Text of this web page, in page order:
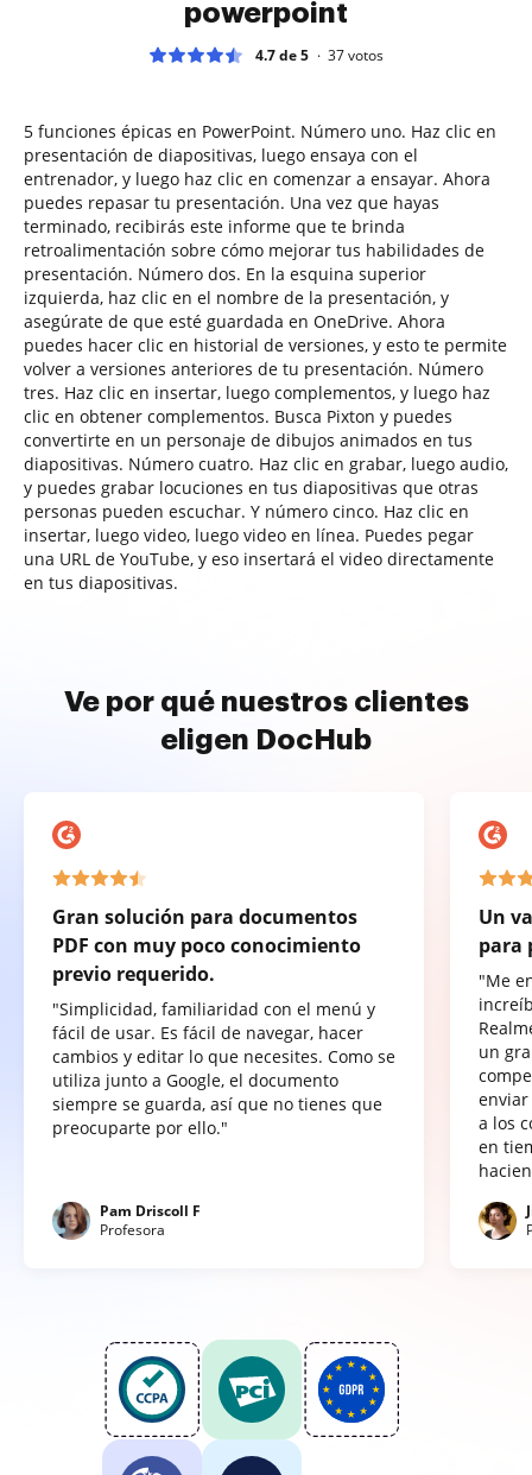
powerpoint
4.7 de 5 37votos
5 funciones épicas en PowerPoint. Número uno. Haz clic en
presentación de diapositivas, luego ensaya con el
entrenador, y luego haz clic en comenzar a ensayar. Ahora
puedes repasar tu presentación. Una vez que hayas
terminado, recibirás este informe que te brinda
retroalimentación sobre cómo mejorar tus habilidades de
presentación. Número dos. En la esquina superior
izquierda, haz clic en el nombre de la presentación, y
asegúrate de que esté guardada en OneDrive. Ahora
puedes hacer clic en historial de versiones, y esto te permite
volver a versiones anteriores de tu presentación. Número
tres. Haz clic en insertar, luego complementos, y luego haz
clic en obtener complementos. Busca Pixton y puedes
convertirte en un personaje de dibujos animados en tus
diapositivas. Número cuatro. Haz clic en grabar, luego audio,
y puedes grabar locuciones en tus diapositivas que otras
personas pueden escuchar. Y número cinco. Haz clic en
insertar, luego video, luego video en línea. Puedes pegar
una URL de YouTube, y eso insertará el video directamente
en tus diapositivas.
Ve por qué nuestros clientes
eligen DocHub
Gran solución para documentos
PDF con muy poco conocimiento
previo requerido.
"Simplicidad, familiaridad con el menú y
fácil de usar. Es fácil de navegar, hacer
cambios y editar lo que necesites. Como se
utiliza junto a Google, el documento
siempre se guarda, así que no tienes que
preocuparte por ello."
Pam Driscoll F
Profesora
Un
para
"Me
un
a los
en